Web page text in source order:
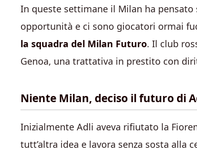
In queste settimane il Milan ha
opportunità e ci sono giocatori ormai
la squadra del Milan Futuro. Il club
Genoa, una trattativa in prestito con
Niente Milan, deciso il futuro di
Inizialmente Adli aveva rifiutato la
tutt’altra idea e lavora senza sosta alla